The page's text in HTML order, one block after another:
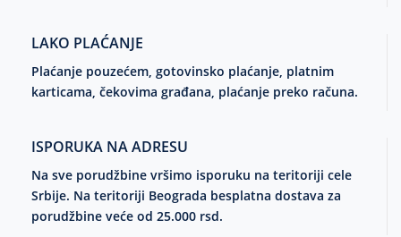
LAKO PLAĆANJE
Plaćanje pouzećem, gotovinsko plaćanje, platnim
karticama, čekovima građana, plaćanje preko računa.
ISPORUKA NA ADRESU
Na sve porudžbine vršimo isporuku na teritoriji cele
Srbije. Na teritoriji Beograda besplatna dostava za
porudžbine veće od 25.000 rsd.